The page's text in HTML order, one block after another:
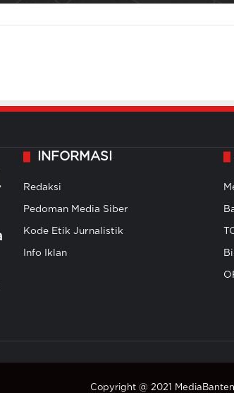
INFORMASI
Redaksi
Pedoman Media Siber
Kode Etik Jurnalistik
Info Iklan
Copyright @ 2021